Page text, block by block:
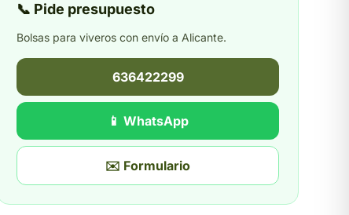
📞 Pide presupuesto
Bolsas para viveros con envío a Alicante.
636422299
📱 WhatsApp
✉️ Formulario